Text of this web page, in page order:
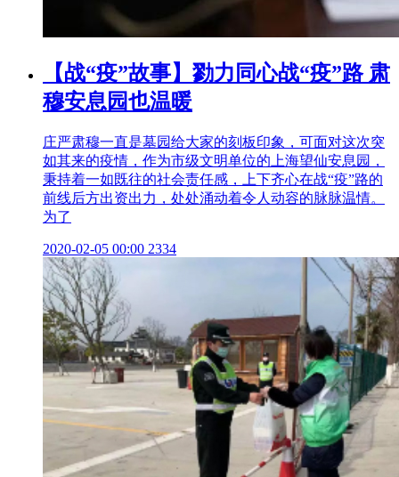
【战“疫”故事】勠力同心战“疫”路 肃
穆安息园也温暖
庄严肃穆一直是墓园给大家的刻板印象，可面对这次突
如其来的疫情，作为市级文明单位的上海望仙安息园，
秉持着一如既往的社会责任感，上下齐心在战“疫”路的
前线后方出资出力，处处涌动着令人动容的脉脉温情。
为了
2020-02-05 00:00 2334